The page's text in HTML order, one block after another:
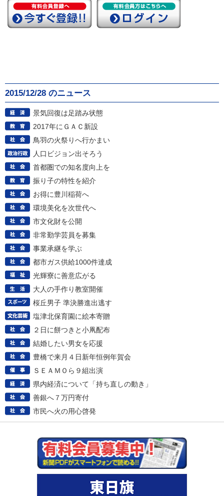
2015/12/28 のニュース
景気回復は足踏み状態
2017年にＧＡＣ新設
鳥羽の火祭りへ行かまい
人口ビジョン出そろう
首都圏での知名度向上を
振り子の特性を紹介
お得に豊川稲荷へ
環境美化を次世代へ
市文化財を公開
非常勤学芸員を募集
事業承継を学ぶ
都市ガス供給1000件達成
光輝寮に善意広がる
大人の手作り教室開催
桜丘男子 準決勝進出逃す
塩津北保育園に絵本寄贈
２日に餅つきと小凧配布
結婚したい男女を応援
豊橋で来月４日新年恒例年賀会
ＳＥＡＭＯら９組出演
県内経済について「持ち直しの動き」
善銀へ７万円寄付
市民へ火の用心啓発